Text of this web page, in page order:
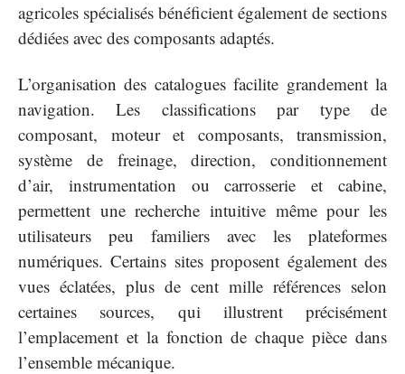
agricoles spécialisés bénéficient également de sections
dédiées avec des composants adaptés.
L’organisation des catalogues facilite grandement la
navigation. Les classifications par type de
composant, moteur et composants, transmission,
système de freinage, direction, conditionnement
d’air, instrumentation ou carrosserie et cabine,
permettent une recherche intuitive même pour les
utilisateurs peu familiers avec les plateformes
numériques. Certains sites proposent également des
vues éclatées, plus de cent mille références selon
certaines sources, qui illustrent précisément
l’emplacement et la fonction de chaque pièce dans
l’ensemble mécanique.